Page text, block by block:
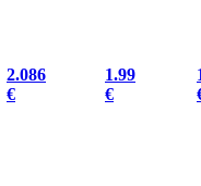
2.086
€
1.99
€